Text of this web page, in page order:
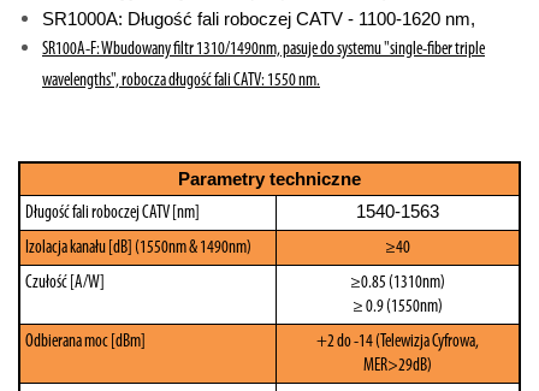
SR1000A: Długość fali roboczej CATV - 1100-1620 nm,
SR100A-F: Wbudowany filtr 1310/1490nm, pasuje do systemu "single-fiber triple
wavelengths", robocza długość fali CATV: 1550 nm.
Parametry techniczne
Długość fali roboczej CATV [nm] 1540-1563
Izolacja kanału [dB] (1550nm & 1490nm)
≥40
Czułość [A/W]
≥0.85 (1310nm)
≥ 0.9 (1550nm)
Odbierana moc [dBm]
+2 do -14 (Telewizja Cyfrowa,
MER>29dB)